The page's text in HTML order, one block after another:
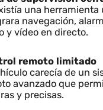
una
navegación,
y vídeo en directo.